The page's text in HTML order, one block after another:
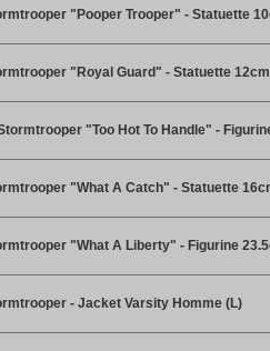
"Pooper Trooper" - Statuette
"Royal Guard" - Statuette 12cm
"Too Hot To Handle" -
"What A Catch" - Statuette
"What A Liberty" - Figurine
- Jacket Varsity Homme (L)